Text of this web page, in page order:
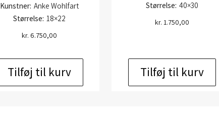
Kunstner: Anke Wohlfart
Størrelse: 18×22
kr. 6.750,00
Tilføj til kurv
Størrelse: 40×30
kr. 1.750,00
Tilføj til kurv